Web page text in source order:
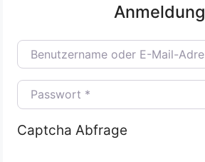
Anmeldung
Benutzername oder E-Mail-Adresse
Passwort
Captcha Abfrage